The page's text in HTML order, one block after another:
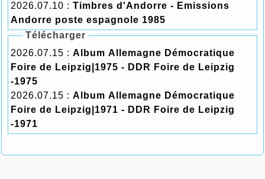
2026.07.10 : Timbres d'Andorre - Emissions
Andorre poste espagnole 1985
Télécharger
2026.07.15 : Album Allemagne Démocratique
Foire de Leipzig|1975 - DDR Foire de Leipzig
-1975
2026.07.15 : Album Allemagne Démocratique
Foire de Leipzig|1971 - DDR Foire de Leipzig
-1971